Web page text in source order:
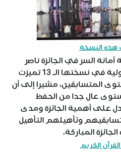
هذه النسخة
السر في الجائزة ناصر
الكندري أن جائزة الكويت الدولية في نسختها الـ 13 تميزت
المتسابقين، مشيرا إلى أن
عال جدا من الحفظ
يدل على أهمية الجائزة ومدى
وتأهيلهم التأهيل
المباركة.
الكريم